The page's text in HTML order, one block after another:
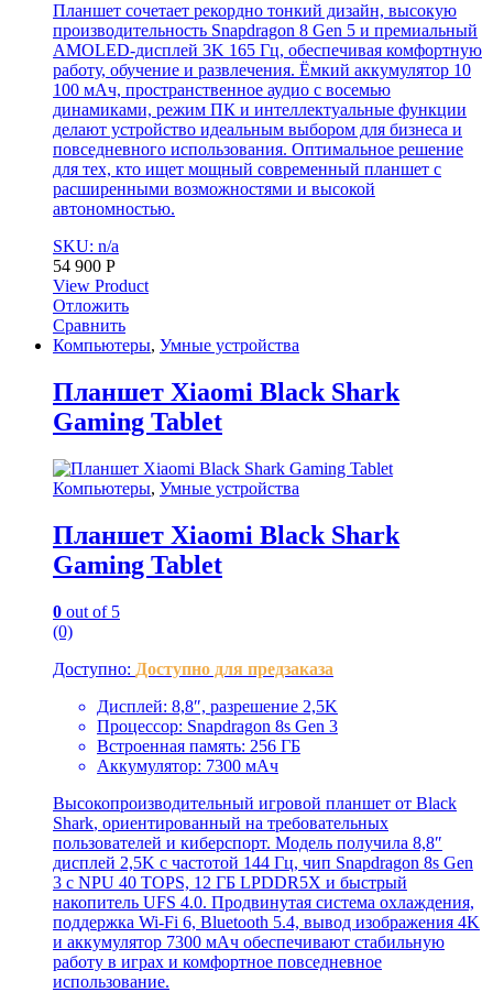
Планшет сочетает рекордно тонкий дизайн, высокую
производительность Snapdragon 8 Gen 5 и премиальный
AMOLED-дисплей 3K 165 Гц, обеспечивая комфортную
работу, обучение и развлечения. Ёмкий аккумулятор 10
100 мАч, пространственное аудио с восемью
динамиками, режим ПК и интеллектуальные функции
делают устройство идеальным выбором для бизнеса и
повседневного использования. Оптимальное решение
для тех, кто ищет мощный современный планшет с
расширенными возможностями и высокой
автономностью.
SKU: n/a
54 900 Р
View Product
Отложить
Сравнить
Компьютеры, Умные устройства
Планшет Xiaomi Black Shark
Gaming Tablet
Компьютеры, Умные устройства
Планшет Xiaomi Black Shark
Gaming Tablet
0 out of 5
(0)
Доступно: Доступно для предзаказа
Дисплей: 8,8″, разрешение 2,5K
Процессор: Snapdragon 8s Gen 3
Встроенная память: 256 ГБ
Аккумулятор: 7300 мАч
Высокопроизводительный игровой планшет от Black
Shark, ориентированный на требовательных
пользователей и киберспорт. Модель получила 8,8″
дисплей 2,5K с частотой 144 Гц, чип Snapdragon 8s Gen
3 с NPU 40 TOPS, 12 ГБ LPDDR5X и быстрый
накопитель UFS 4.0. Продвинутая система охлаждения,
поддержка Wi-Fi 6, Bluetooth 5.4, вывод изображения 4K
и аккумулятор 7300 мАч обеспечивают стабильную
работу в играх и комфортное повседневное
использование.